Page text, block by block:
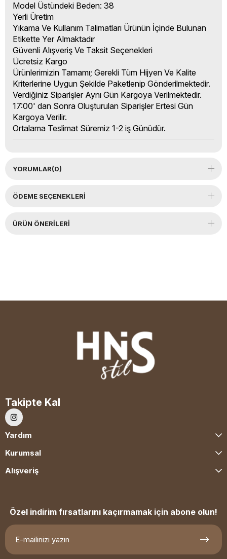
Model Üstündeki Beden: 38
Yerli Üretim
Yıkama Ve Kullanım Talimatları Ürünün İçinde Bulunan
Etikette Yer Almaktadır
Güvenli Alışveriş Ve Taksit Seçenekleri
Ücretsiz Kargo
Ürünlerimizin Tamamı; Gerekli Tüm Hijyen Ve Kalite
Kriterlerine Uygun Şekilde Paketlenip Gönderilmektedir.
Verdiğiniz Siparişler Aynı Gün Kargoya Verilmektedir.
17:00' dan Sonra Oluşturulan Siparişler Ertesi Gün
Kargoya Verilir.
Ortalama Teslimat Süremiz 1-2 iş Günüdür.
YORUMLAR(0)
ÖDEME SEÇENEKLERI
ÜRÜN ÖNERILERI
Takipte Kal
Yardım
Kurumsal
Alışveriş
Özel indirim fırsatlarını kaçırmamak için abone olun!